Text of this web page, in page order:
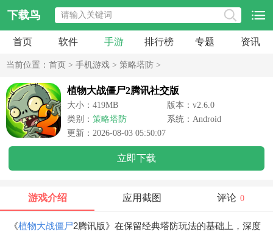
下载鸟
首页 软件 手游 排行榜 专题 资讯
当前位置： 首页 > 手机游戏 > 策略塔防 >
植物大战僵尸2腾讯社交版
大小：419MB
版本：v2.6.0
类别： 策略塔防
系统：Android
更新：2026-08-03 05:50:07
立即下载
游戏介绍 应用截图 评论 0
《植物大战僵尸2腾讯版》在保留经典塔防玩法的基础上，深度